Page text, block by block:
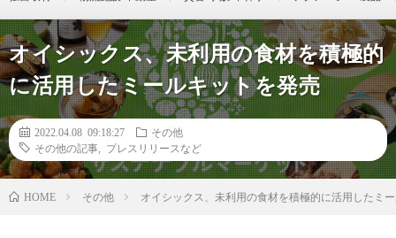
オイシックス、未利用の食材を積極的
に活用したミールキットを発売
2022.04.08 09:18:27
その他
その他の記事
プレスリリースなど
HOME その他 オイシックス、未利用の食材を積極的に活用したミ